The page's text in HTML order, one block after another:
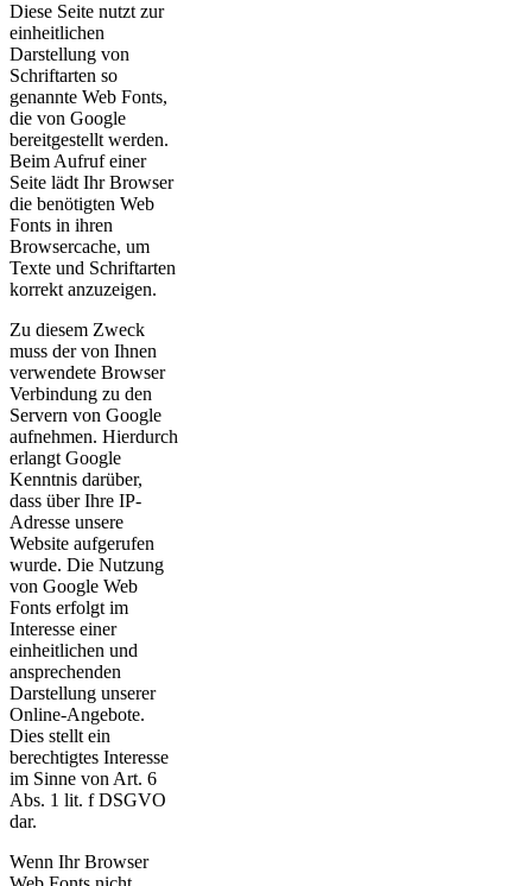
Diese Seite nutzt zur
einheitlichen
Darstellung von
Schriftarten so
genannte Web Fonts,
die von Google
bereitgestellt werden.
Beim Aufruf einer
Seite lädt Ihr Browser
die benötigten Web
Fonts in ihren
Browsercache, um
Texte und Schriftarten
korrekt anzuzeigen.
Zu diesem Zweck
muss der von Ihnen
verwendete Browser
Verbindung zu den
Servern von Google
aufnehmen. Hierdurch
erlangt Google
Kenntnis darüber,
dass über Ihre IP-
Adresse unsere
Website aufgerufen
wurde. Die Nutzung
von Google Web
Fonts erfolgt im
Interesse einer
einheitlichen und
ansprechenden
Darstellung unserer
Online-Angebote.
Dies stellt ein
berechtigtes Interesse
im Sinne von Art. 6
Abs. 1 lit. f DSGVO
dar.
Wenn Ihr Browser